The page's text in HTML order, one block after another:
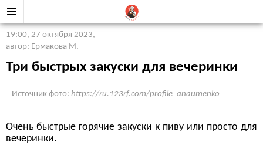
19:00, 27 октября 2023,
автор: Ермакова М.
Три быстрых закуски для вечеринки
Источник фото: https://ru.123rf.com/profile_anaumenko
Очень быстрые горячие закуски к пиву или просто для
вечеринки.